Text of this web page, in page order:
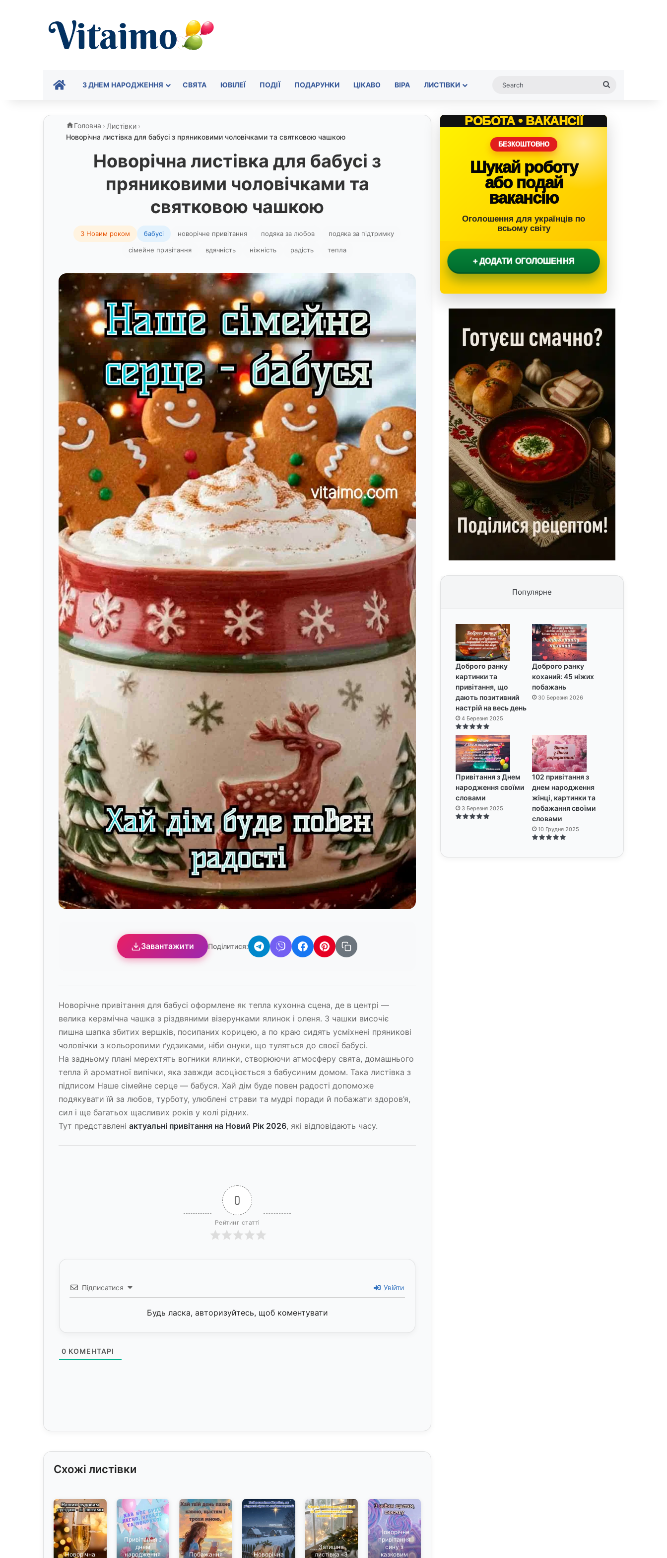
ГОЛОВНАЗ ДНЕМ НАРОДЖЕННЯ СВЯТА ЮВІЛЕЇ ПОДІЇ ПОДАРУНКИ ЦІКАВО ВІРА ЛИСТІВКИ
Головна › Листівки ›
Новорічна листівка для бабусі з пряниковими чоловічками та святковою чашкою
Новорічна листівка для бабусі з
пряниковими чоловічками та
святковою чашкою
З Новим роком бабусі новорічне привітання подяка за любов подяка за підтримку
сімейне привітання вдячність ніжність радість тепла
Завантажити Поділитися:
Новорічне привітання для бабусі оформлене як тепла кухонна сцена, де в центрі —
велика керамічна чашка з різдвяними візерунками ялинок і оленя. З чашки височіє
пишна шапка збитих вершків, посипаних корицею, а по краю сидять усміхнені пряникові
чоловічки з кольоровими ґудзиками, ніби онуки, що туляться до своєї бабусі.
На задньому плані мерехтять вогники ялинки, створюючи атмосферу свята, домашнього
тепла й ароматної випічки, яка завжди асоціюється з бабусиним домом. Така листівка з
підписом Наше сімейне серце — бабуся. Хай дім буде повен радості допоможе
подякувати їй за любов, турботу, улюблені страви та мудрі поради й побажати здоров’я,
сил і ще багатьох щасливих років у колі рідних.
Тут представлені актуальні привітання на Новий Рік 2026, які відповідають часу.
0
Рейтинг статті
Підписатися Увійти
Будь ласка, авторизуйтесь, щоб коментувати
0 КОМЕНТАРІ
Схожі листівки
Новорічна
Привітання з
днем
народження
Побажання
Новорічна
Затишна
листівка «З
Новорічне
привітання
сину з
казковим
РОБОТА • ВАКАНСІЇ
БЕЗКОШТОВНО
Шукай роботу
або подай
вакансію
Оголошення для українців по
всьому світу
+ ДОДАТИ ОГОЛОШЕННЯ
Популярне
Доброго ранку
картинки та
привітання, що
дають позитивний
настрій на весь день
4 Березня 2025
Доброго ранку
коханий: 45 ніжих
побажань
30 Березня 2026
Привітання з Днем
народження своїми
словами
3 Березня 2025
102 привітання з
днем народження
жінці, картинки та
побажання своїми
словами
10 Грудня 2025